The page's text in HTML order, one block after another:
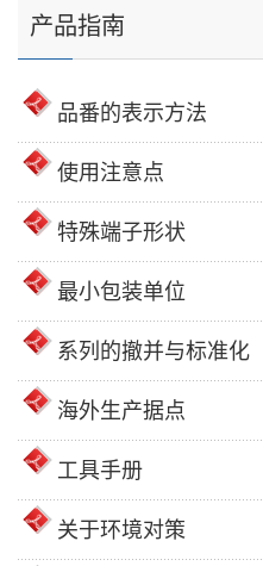
产品指南
品番的表示方法
使用注意点
特殊端子形状
最小包装单位
系列的撤并与标准化
海外生产据点
工具手册
关于环境对策